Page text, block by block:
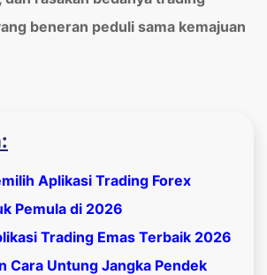
beneran peduli sama kemajuan
Aplikasi Trading Forex
Pemula di 2026
Trading Emas Terbaik 2026
Cara Untung Jangka Pendek